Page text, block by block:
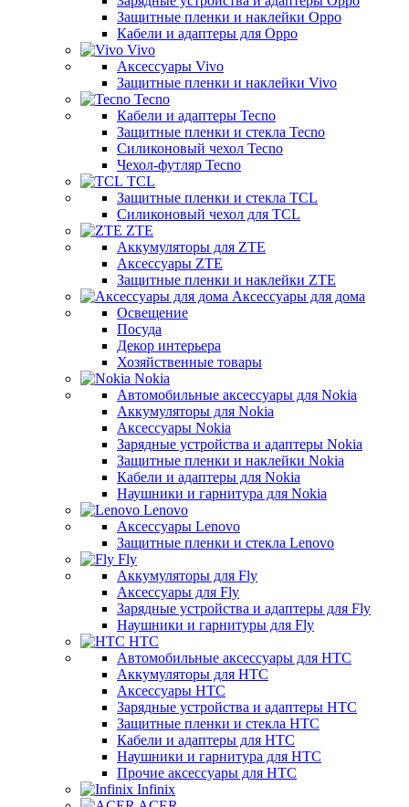
Защитные пленки и наклейки Oppo
Кабели и адаптеры для Oppo
Vivo
Аксессуары Vivo
Защитные пленки и наклейки Vivo
Tecno
Кабели и адаптеры Tecno
Защитные пленки и стекла Tecno
Силиконовый чехол Tecno
Чехол-футляр Tecno
TCL
Защитные пленки и стекла TCL
Силиконовый чехол для TCL
ZTE
Аккумуляторы для ZTE
Аксессуары ZTE
Защитные пленки и наклейки ZTE
Аксессуары для дома
Освещение
Посуда
Декор интерьера
Хозяйственные товары
Nokia
Автомобильные аксессуары для Nokia
Аккумуляторы для Nokia
Аксессуары Nokia
Зарядные устройства и адаптеры Nokia
Защитные пленки и наклейки Nokia
Кабели и адаптеры для Nokia
Наушники и гарнитура для Nokia
Lenovo
Аксессуары Lenovo
Защитные пленки и стекла Lenovo
Fly
Аккумуляторы для Fly
Аксессуары для Fly
Зарядные устройства и адаптеры для Fly
Наушники и гарнитуры для Fly
HTC
Автомобильные аксессуары для HTC
Аккумуляторы для HTC
Аксессуары HTC
Зарядные устройства и адаптеры HTC
Защитные пленки и стекла HTC
Кабели и адаптеры для HTC
Наушники и гарнитура для HTC
Прочие аксессуары для HTC
Infinix